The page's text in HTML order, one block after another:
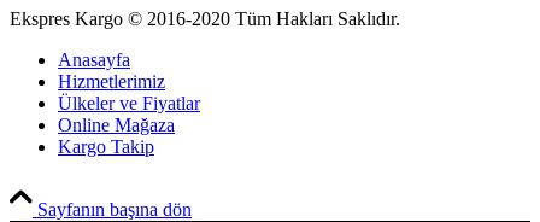
PCI-DSS Ödeme Güvenliği
Ekspres Kargo © 2016-2020 Tüm Hakları Saklıdır.
Anasayfa
Hizmetlerimiz
Ülkeler ve Fiyatlar
Online Mağaza
Kargo Takip
Sayfanın başına dön